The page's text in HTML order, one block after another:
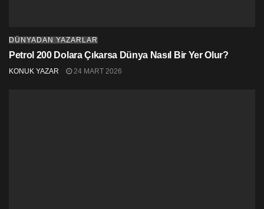
DÜNYADAN YAZARLAR
Petrol 200 Dolara Çıkarsa Dünya Nasıl Bir Yer Olur?
KONUK YAZAR 24 MART 2026